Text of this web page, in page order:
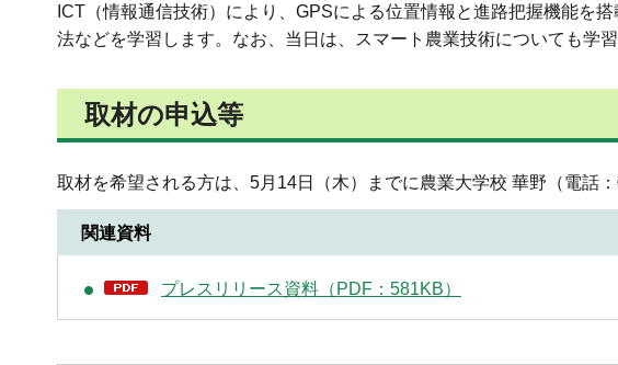
ICT（情報通信技術）により、GPSによる位置情報と進路把握機能を
法などを学習します。なお、当日は、スマート農業技術についても学習
取材の申込等
取材を希望される方は、5月14日（木）までに農業大学校 華野（電話
関連資料
プレスリリース資料（PDF：581KB）